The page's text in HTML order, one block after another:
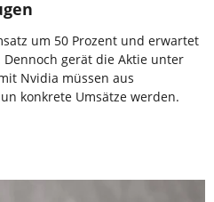
um 50 Prozent und erwartet
gerät die Aktie unter
Nvidia müssen aus
konkrete Umsätze werden.